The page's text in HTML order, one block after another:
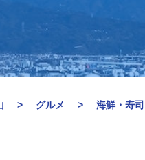
グルメ 海鮮・寿司